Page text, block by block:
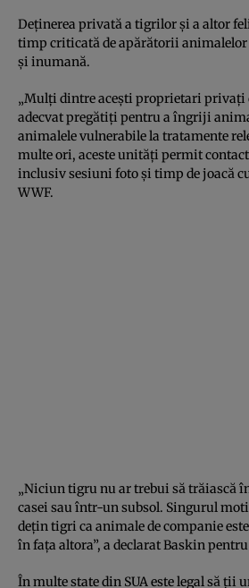
Deținerea privată a tigrilor și a altor
timp criticată de apărătorii
și inumană.
„Mulți dintre acești proprietari privați
adecvat pregătiți pentru a îngriji
animalele vulnerabile la tratamente
multe ori, aceste unități permit
inclusiv sesiuni foto și timp de joacă
WWF.
„Niciun tigru nu ar trebui să trăiască
casei sau într-un subsol. Singurul
dețin tigri ca animale de companie
în fața altora”, a declarat Baskin pentru
În multe state din SUA este legal să ții